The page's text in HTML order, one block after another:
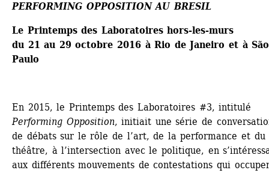
PERFORMING OPPOSITION AU BRESIL
Le Printemps des Laboratoires hors-les-murs
du 21 au 29 octobre 2016 à Rio de Janeiro et à São
Paulo
En 2015, le Printemps des Laboratoires #3, intitulé
Performing Opposition, initiait une série de
de débats sur le rôle de l’art, de la performance et du
théâtre, à l’intersection avec le politique, en
aux différents mouvements de contestations qui